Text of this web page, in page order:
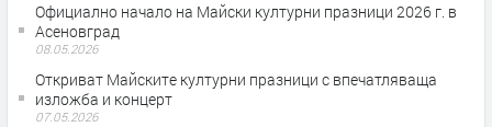
Официално начало на Майски културни празници 2026 г. в
Асеновград
08.05.2026
Откриват Майските културни празници с впечатляваща
изложба и концерт
07.05.2026